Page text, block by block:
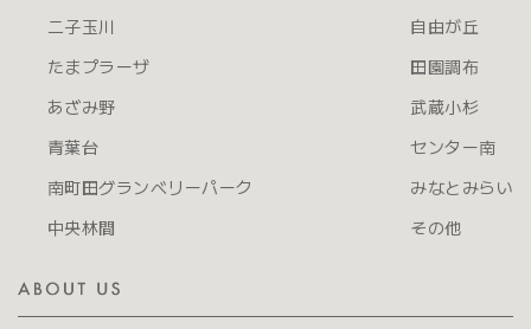
二子玉川
たまプラーザ
あざみ野
青葉台
南町田グランベリーパーク
中央林間
自由が丘
田園調布
武蔵小杉
センター南
みなとみらい
その他